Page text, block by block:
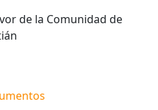
de la Comunidad de